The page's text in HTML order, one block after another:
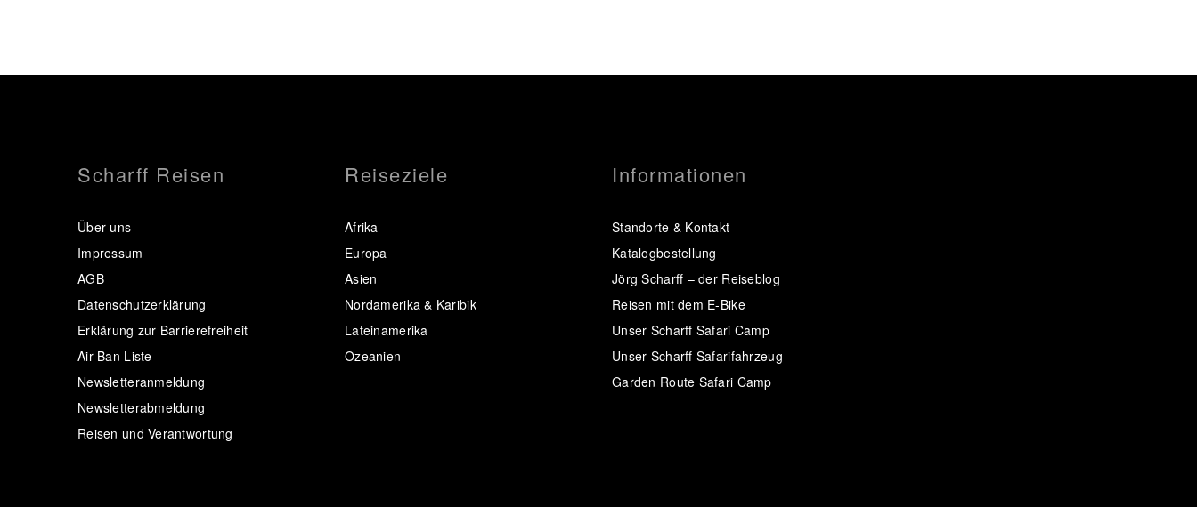
Scharff Reisen
Über uns
Impressum
AGB
Datenschutzerklärung
Erklärung zur Barrierefreiheit
Air Ban Liste
Newsletteranmeldung
Newsletterabmeldung
Reisen und Verantwortung
Reiseziele
Afrika
Europa
Asien
Nordamerika & Karibik
Lateinamerika
Ozeanien
Informationen
Standorte & Kontakt
Katalogbestellung
Jörg Scharff – der Reiseblog
Reisen mit dem E-Bike
Unser Scharff Safari Camp
Unser Scharff Safarifahrzeug
Garden Route Safari Camp